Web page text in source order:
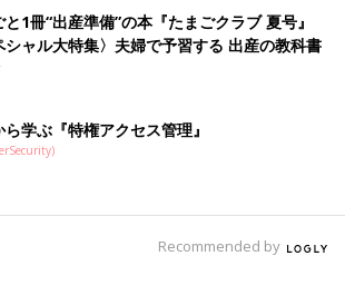
と1冊“出産準備”の本『たまごクラブ 夏号』
シャル大特集〉夫婦で予習する 出産の教科書
学ぶ『特権アクセス管理』
Recommended by